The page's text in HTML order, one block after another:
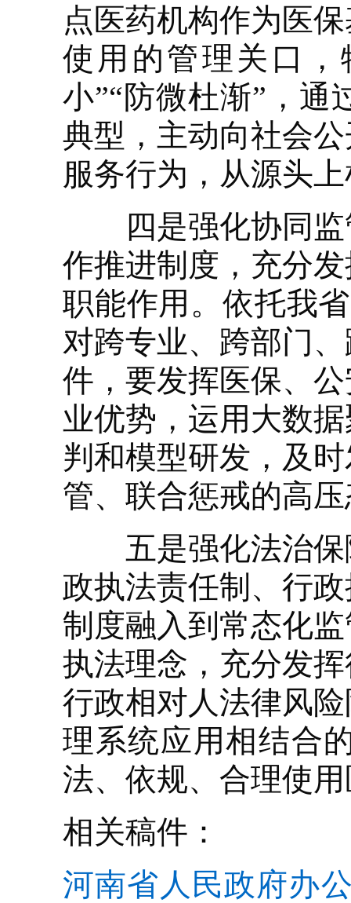
点医药机构作为医
使用的管理关口
小”“防微杜渐”，通
典型，主动向社会
服务行为，从源头
四是强化协同监
作推进制度，充分
职能作用。依托我
对跨专业、跨部门
件，要发挥医保、
业优势，运用大数
判和模型研发，及
管、联合惩戒的高
五是强化法治保
政执法责任制、行
制度融入到常态化
执法理念，充分发
行政相对人法律风
理系统应用相结合
法、依规、合理使
相关稿件：
河南省人民政府办